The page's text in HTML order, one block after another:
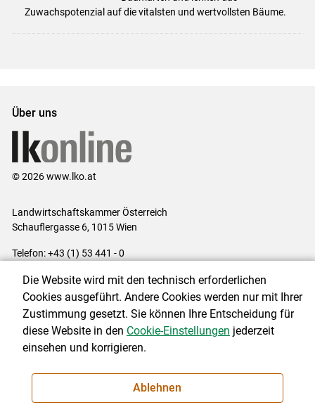
Zuwachspotenzial auf die vitalsten und wertvollsten Bäume.
Über uns
© 2026 www.lko.at
Landwirtschaftskammer Österreich
Schauflergasse 6, 1015 Wien
Telefon:+43 (1) 53 441 - 0
Impressum|Kontakt|Login für Berater|Datenschutzerklärung|
Barrierefreiheit
Cookie-Einstellungen
NEWSLETTER
Die Website wird mit den technisch erforderlichen
Cookies ausgeführt. Andere Cookies werden nur mit Ihrer
Zustimmung gesetzt. Sie können Ihre Entscheidung für
diese Website in den Cookie-Einstellungen jederzeit
einsehen und korrigieren.
Ablehnen